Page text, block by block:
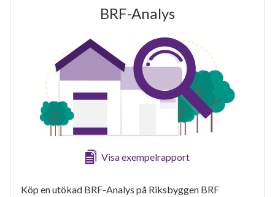
BRF-Analys
Visa exempelrapport
Köp en utökad BRF-Analys på Riksbyggen BRF